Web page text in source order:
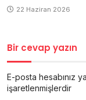
22 Haziran 2026
Bir cevap yazın
E-posta hesabınız
işaretlenmişlerdir